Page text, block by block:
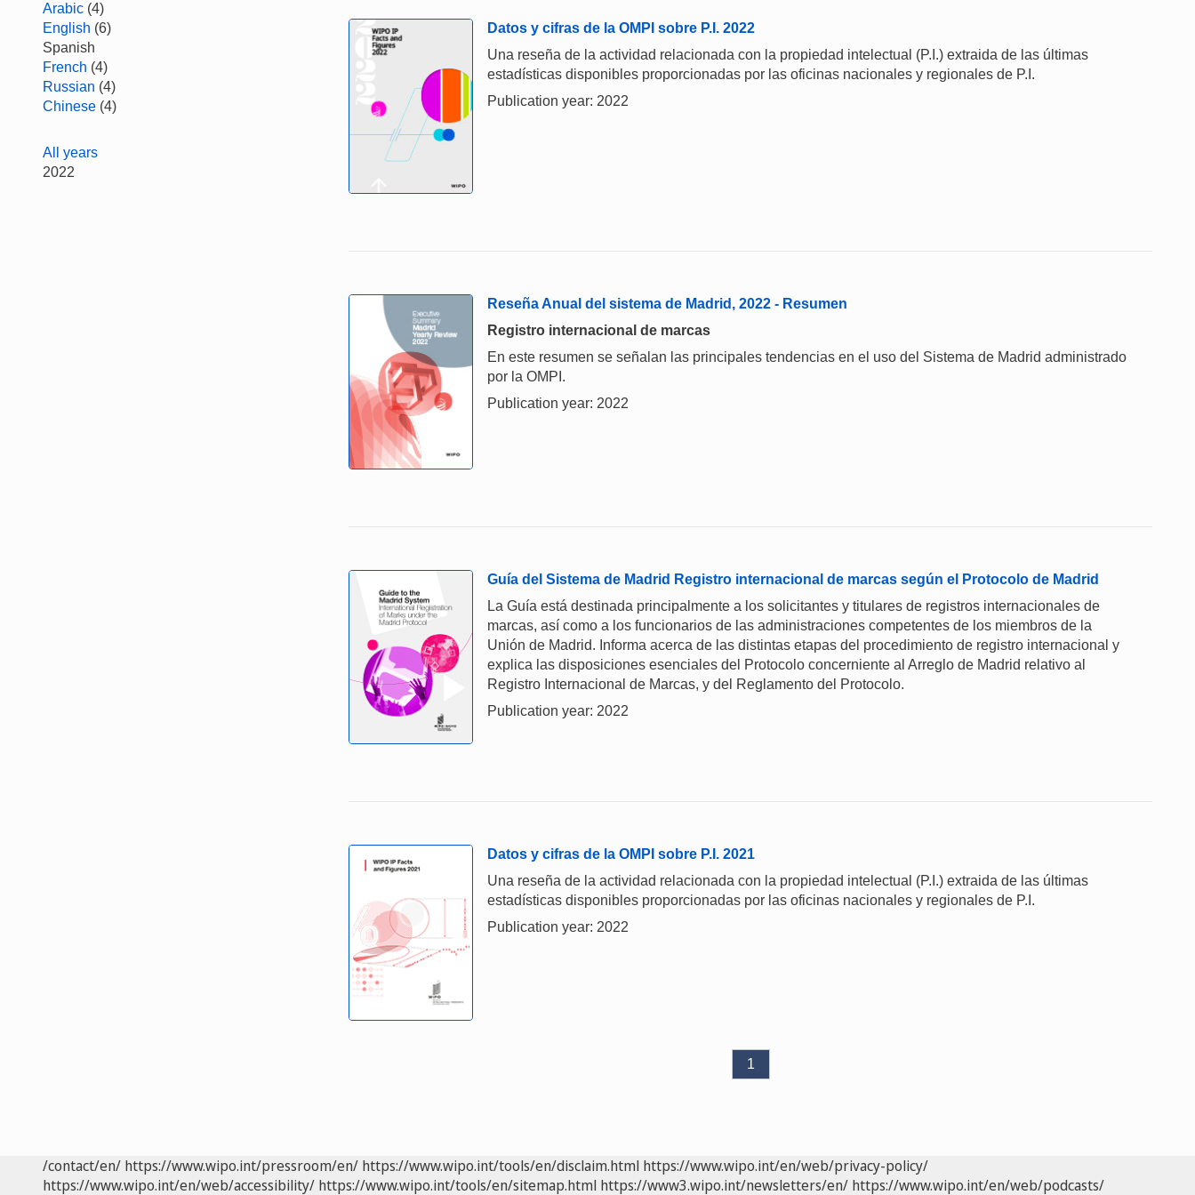
Arabic (4)
English (6)
Spanish
French (4)
Russian (4)
Chinese (4)
All years
2022
Datos y cifras de la OMPI sobre P.I. 2022
Una reseña de la actividad relacionada con la propiedad intelectual (P.I.) extraida de las últimas
estadísticas disponibles proporcionadas por las oficinas nacionales y regionales de P.I.
Publication year: 2022
Reseña Anual del sistema de Madrid, 2022 - Resumen
Registro internacional de marcas
En este resumen se señalan las principales tendencias en el uso del Sistema de Madrid administrado
por la OMPI.
Publication year: 2022
Guía del Sistema de Madrid Registro internacional de marcas según el Protocolo de Madrid
La Guía está destinada principalmente a los solicitantes y titulares de registros internacionales de
marcas, así como a los funcionarios de las administraciones competentes de los miembros de la
Unión de Madrid. Informa acerca de las distintas etapas del procedimiento de registro internacional y
explica las disposiciones esenciales del Protocolo concerniente al Arreglo de Madrid relativo al
Registro Internacional de Marcas, y del Reglamento del Protocolo.
Publication year: 2022
Datos y cifras de la OMPI sobre P.I. 2021
Una reseña de la actividad relacionada con la propiedad intelectual (P.I.) extraida de las últimas
estadísticas disponibles proporcionadas por las oficinas nacionales y regionales de P.I.
Publication year: 2022
1
/contact/en/ https://www.wipo.int/pressroom/en/ https://www.wipo.int/tools/en/disclaim.html https://www.wipo.int/en/web/privacy-policy/
https://www.wipo.int/en/web/accessibility/ https://www.wipo.int/tools/en/sitemap.html https://www3.wipo.int/newsletters/en/ https://www.wipo.int/en/web/podcasts/